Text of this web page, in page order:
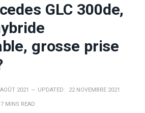
GLC 300de,
grosse prise
2021 UPDATED: 22 NOVEMBRE 2021
7 MINS READ